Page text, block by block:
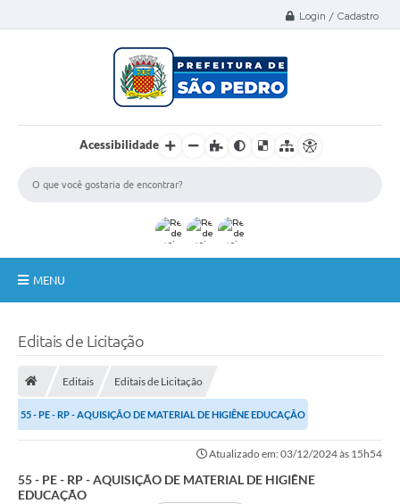
Login / Cadastro
Acessibilidade
MENU
Horários e itinerários dos ônibus urbanos de São Pedro
Editais de Licitação
Editais Editais de Licitação
55 - PE - RP - AQUISIÇÃO DE MATERIAL DE HIGIÊNE EDUCAÇÃO
Atualizado em: 03/12/2024 às 15h54
55 - PE - RP - AQUISIÇÃO DE MATERIAL DE HIGIÊNE
EDUCAÇÃO